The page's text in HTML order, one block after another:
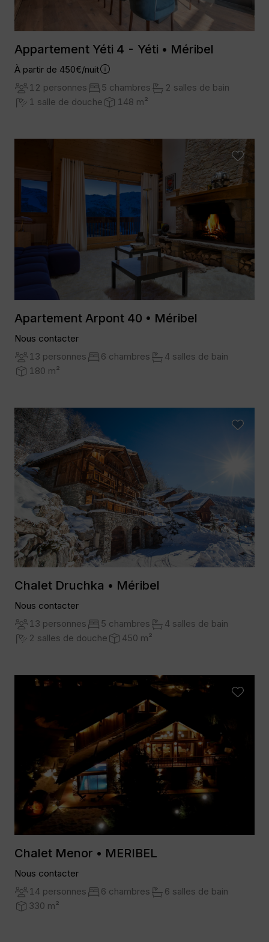
Appartement Yéti 4 - Yéti • Méribel
À partir de 450€/nuit
12 personnes
5 chambres
2 salles de bain
1 salle de douche
148 m²
Apartement Arpont 40 • Méribel
Nous contacter
13 personnes
6 chambres
4 salles de bain
180 m²
Chalet Druchka • Méribel
Nous contacter
13 personnes
5 chambres
4 salles de bain
2 salles de douche
450 m²
Chalet Menor • MERIBEL
Nous contacter
14 personnes
6 chambres
6 salles de bain
330 m²